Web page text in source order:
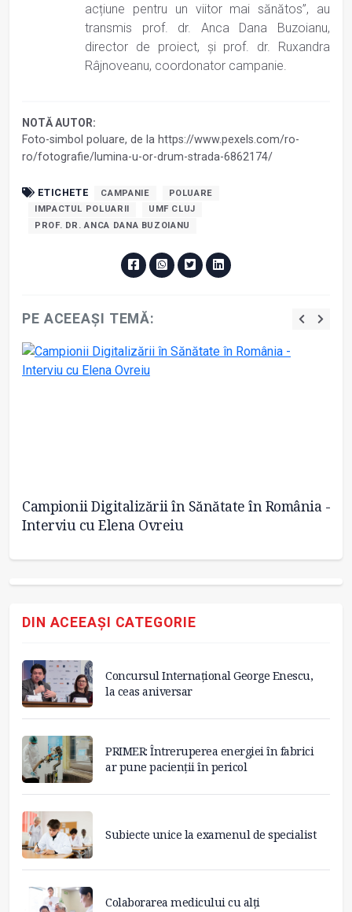
acțiune pentru un viitor mai sănătos”, au
transmis prof. dr. Anca Dana Buzoianu,
director de proiect, și prof. dr. Ruxandra
Râjnoveanu, coordonator campanie.
NOTĂ AUTOR:
Foto-simbol poluare, de la https://www.pexels.com/ro-
ro/fotografie/lumina-u-or-drum-strada-6862174/
ETICHETE CAMPANIE
POLUARE
IMPACTUL POLUARII
UMF CLUJ
PROF. DR. ANCA DANA BUZOIANU
PE ACEEAȘI TEMĂ:
Campionii Digitalizării în Sănătate în România -
Interviu cu Elena Ovreiu
DIN ACEEAȘI CATEGORIE
Concursul Internațional George Enescu,
la ceas aniversar
PRIMER: Întreruperea energiei în fabrici
ar pune pacienții în pericol
Subiecte unice la examenul de specialist
Colaborarea medicului cu alți